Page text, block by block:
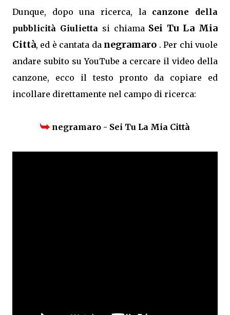
Dunque, dopo una ricerca, la canzone della
pubblicità Giuliettasi chiama Sei Tu La Mia
Città, ed è cantata da negramaro . Per chi vuole
andare subito su YouTube a cercare il video della
canzone, ecco il testo pronto da copiare ed
incollare direttamente nel campo di ricerca:
negramaro - Sei Tu La Mia Città